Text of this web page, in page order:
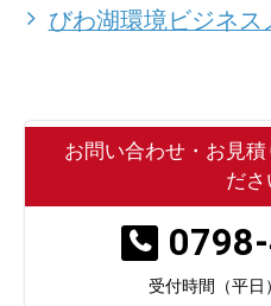
びわ湖環境ビジネス
お問い合わせ・お見
ださ
受付時間（平日）